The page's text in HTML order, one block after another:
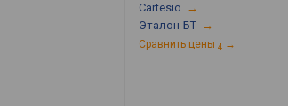
Cartesio →
Эталон-БТ →
Сравнить цены 4 →